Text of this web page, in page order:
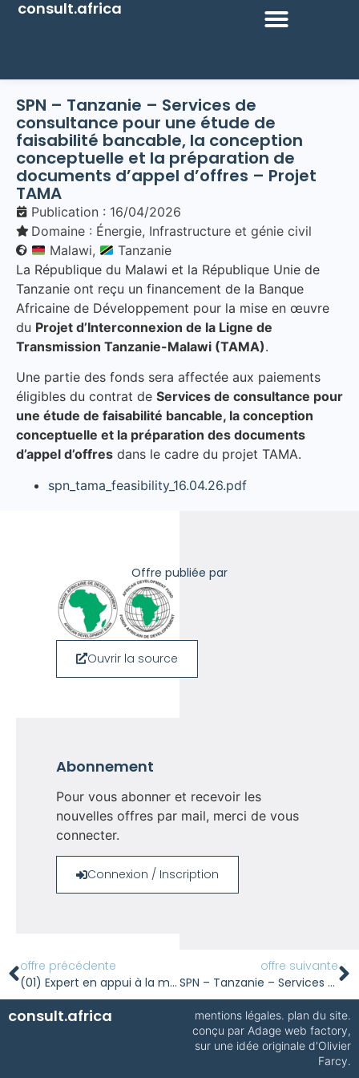
consult.africa
SPN – Tanzanie – Services de
consultance pour une étude de
faisabilité bancable, la conception
conceptuelle et la préparation de
documents d’appel d’offres – Projet
TAMA
Publication : 16/04/2026
Domaine : Énergie, Infrastructure et génie civil
Malawi,
Tanzanie
La République du Malawi et la République Unie de
Tanzanie ont reçu un financement de la Banque
Africaine de Développement pour la mise en œuvre
du Projet d’Interconnexion de la Ligne de
Transmission Tanzanie-Malawi (TAMA).
Une partie des fonds sera affectée aux paiements
éligibles du contrat de Services de consultance pour
une étude de faisabilité bancable, la conception
conceptuelle et la préparation des documents
d’appel d’offres dans le cadre du projet TAMA.
spn_tama_feasibility_16.04.26.pdf
Offre publiée par
Ouvrir la source
Abonnement
Pour vous abonner et recevoir les
nouvelles offres par mail, merci de vous
connecter.
Connexion / Inscription
offre précédente
(01) Expert en appui à la mise en œuvre du projet AEDIB au Sénégal (H/F)
offre suivante
SPN – Tanzanie – Services de consultance pour la mise à jour de l’Evaluation d’Impact Environnemental et Social (EIES) et la préparation de plans de sauvegarde – Projet TAMA
consult.africa mentions légales. plan du site.
conçu par Adage web factory,
sur une idée originale d'Olivier
Farcy.